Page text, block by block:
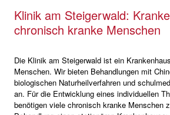
Klinik am Steigerwald:
chronisch kranke Menschen
Die Klinik am Steigerwald ist ein
Menschen. Wir bieten Behandlungen mit
biologischen Naturheilverfahren und
an. Für die Entwicklung eines individuellen
benötigen viele chronisch kranke Menschen